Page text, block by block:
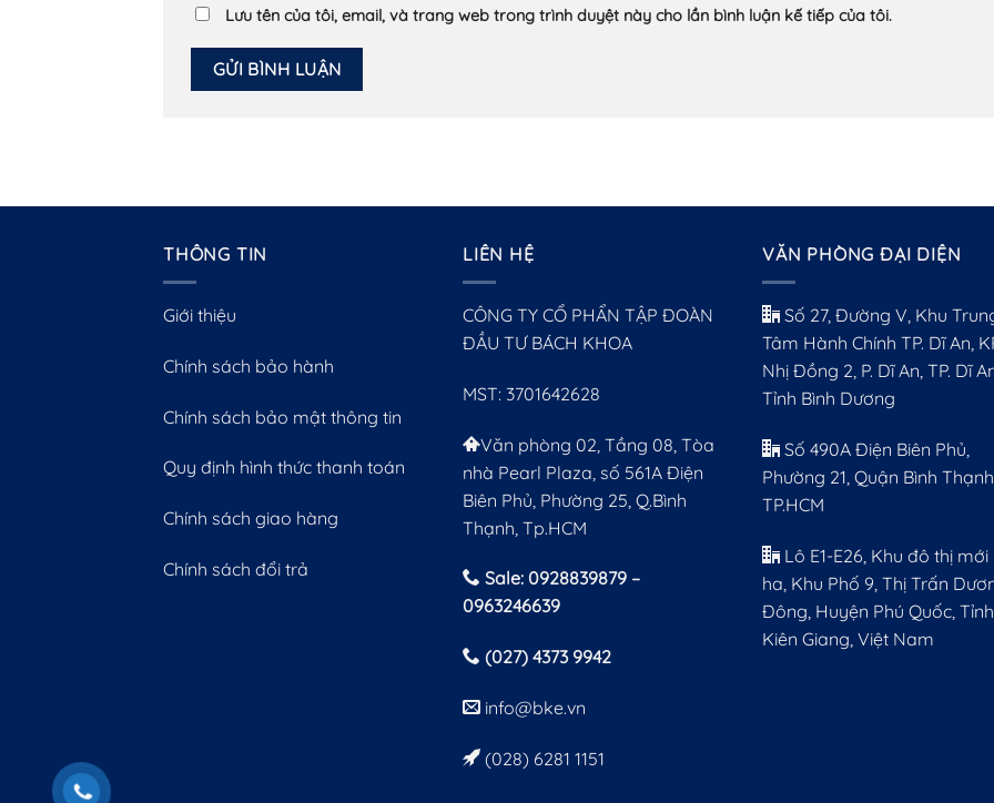
Lưu tên của tôi, email, và trang web trong trình duyệt này cho lần bình luận kế tiếp của tôi.
THÔNG TIN
Giới thiệu
Chính sách bảo hành
Chính sách bảo mật thông tin
Quy định hình thức thanh toán
Chính sách giao hàng
Chính sách đổi trả
LIÊN HỆ
CÔNG TY CỔ PHẨN TẬP ĐOÀN
ĐẦU TƯ BÁCH KHOA
MST: 3701642628
Văn phòng 02, Tầng 08, Tòa
nhà Pearl Plaza, số 561A Điện
Biên Phủ, Phường 25, Q.Bình
Thạnh, Tp.HCM
Sale: 0928839879 –
0963246639
(027) 4373 9942
info@bke.vn
(028) 6281 1151
VĂN PHÒNG ĐẠI DIỆN
Số 27, Đường V, Khu
Tâm Hành Chính TP. Dĩ An,
Nhị Đồng 2, P. Dĩ An, TP. Dĩ
Tỉnh Bình Dương
Số 490A Điện Biên Phủ,
Phường 21, Quận Bình
TP.HCM
Lô E1-E26, Khu đô thị mới
ha, Khu Phố 9, Thị Trấn
Đông, Huyện Phú Quốc, Tỉnh
Kiên Giang, Việt Nam